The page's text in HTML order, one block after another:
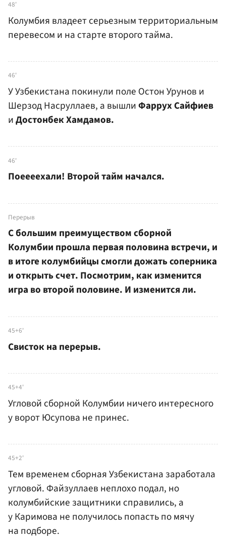
48'
Колумбия владеет серьезным территориальным
перевесом и на старте второго тайма.
46'
У Узбекистана покинули поле Остон Урунов и
Шерзод Насруллаев, а вышлиФаррух Сайфиев
иДостонбек Хамдамов.
46'
Поеееехали! Второй тайм начался.
Перерыв
С большим преимуществом сборной
Колумбии прошла первая половина встречи, и
в итоге колумбийцы смогли дожать соперника
и открыть счет. Посмотрим, как изменится
игра во второй половине. И изменится ли.
45+6'
Свисток на перерыв.
45+4'
Угловой сборной Колумбии ничего интересного
у ворот Юсупова не принес.
45+2'
Тем временем сборная Узбекистана заработала
угловой. Файзуллаев неплохо подал, но
колумбийские защитники справились, а
у Каримова не получилось попасть по мячу
на подборе.